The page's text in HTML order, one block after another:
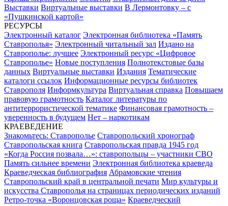
Выставки Виртуальные выставки В Лермонтовку – с
«Пушкинской картой»
РЕСУРСЫ
Электронный каталог Электронная библиотека «Память
Ставрополья» Электронный читальный зал Издано на
Ставрополье: лучшее Электронный ресурс «Цифровое
Ставрополье» Новые поступления Полнотекстовые базы
данных Виртуальные выставки Издания Тематические
каталоги ссылок Информационные ресурсы библиотек
Ставрополя Информкультура Виртуальная справка Повышаем
правовую грамотность Каталог литературы по
антитеррористической тематике Финансовая грамотность –
уверенность в будущем Нет – наркотикам
КРАЕВЕДЕНИЕ
Знакомьтесь: Ставрополье Ставропольский хронограф
Ставропольская книга Ставропольская правда 1945 год
«Когда Россия позвала…»: ставропольцы – участники СВО
Память сильнее времени Электронная библиотека краеведа
Краеведческая библиография Абрамовские чтения
Ставропольский край в центральной печати Мир культуры и
искусства Ставрополья на страницах периодических изданий
Ретро-точка «Воронцовская роща» Краеведческий